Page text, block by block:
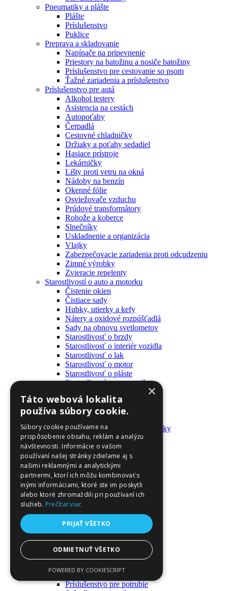
Pneumatiky a plášte
Plášte
Príslušenstvo
Puklice
Preprava a skladovanie
Napínače na pripevnenie
Priestory na batožinu a nosiče batožiny
Príslušenstvo pre cestovanie so psom
Ťažné zariadenia a príslušenstvo
Príslušenstvo pre autá
Alkohol testery
Asistencia na cestách
Autopoťahy
Čerpadlá
Cestovné chladničky
Držiaky a poťahy sedadiel
Hasiace prístroje
Lekárničky
Lišty proti vetru na okná
Nádoby na benzín
Okenné fólie
Osviežovače vzduchu
Prúdové transformátory
Rohože a koberce
Slnečníky
Uskladnenie a organizácia
Vlajky
Zabezpečovacie zariadenia proti odcudzeniu
Zimné výrobky
Zvieracie repelenty
Starostlivostí o auto a motorku
Čistenie okien
Čistiace sady
Hubky, utierky a kefy
Nátery a oxidové rozpúšťadlá
Sady na obnovu svetlometov
Starostlivosť o brzdy
Starostlivosť o interiér vozidla
Starostlivosť o lak
Starostlivosť o motor
Starostlivosť o pláste
Starostlivosť o pneumatiky
Batohy a tašky
Kľúčenky
Oblečenie
Zmývateľné tetovačky a nálepky
Domáci majster a nástroje
Elektrické zapojenie
Časové spínače
Diferenciálne spínače
Domové zvončeky
Elektrické káble
Káble
Káblové navijáky
Monitory napájania
Nástenné dosky a rámy
Nástroje a ovládače
Podávače
Príruby
Príslušenstvo pre potrubie
×
Táto webová lokalita
používa súbory cookie.
Súbory cookie používame na
prispôsobenie obsahu, reklám a analýzu
návštevnosti. Informácie o vašom
používaní našej stránky zdieľame aj s
našimi reklamnými a analytickými
partnermi, ktorí ich môžu kombinovať s
inými informáciami, ktoré ste im poskytli
alebo ktoré zhromaždili pri používaní ich
služieb. Prečítať viac
PRIJAŤ VŠETKO
ODMIETNUŤ VŠETKO
POWERED BY COOKIESCRIPT